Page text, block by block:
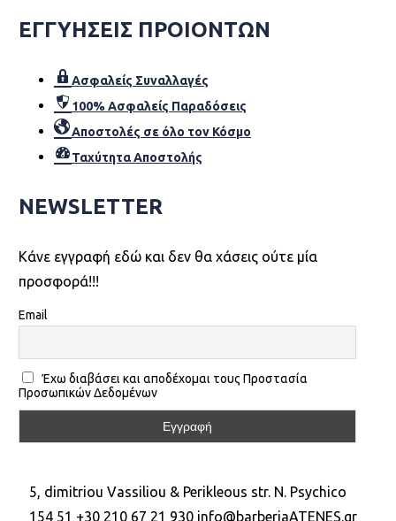
ΕΓΓΥΗΣΕΙΣ ΠΡΟΙΟΝΤΩΝ
Ασφαλείς Συναλλαγές
100% Ασφαλείς Παραδόσεις
Αποστολές σε όλο τον Κόσµο
Ταχύτητα Αποστολής
NEWSLETTER
Kάνε εγγραφή εδώ και δεν θα χάσεις ούτε μία
προσφορά!!!
Email
Έχω διαβάσει και αποδέχομαι τους Προστασία
Προσωπικών Δεδομένων
5, dimitriou Vassiliou & Perikleous str. N. Psychico
154 51 +30 210 67 21 930 info@barberiaATENES.gr